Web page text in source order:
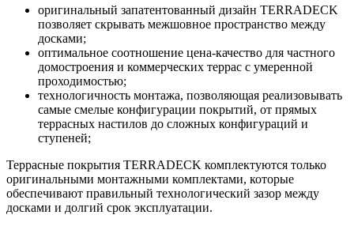
оригинальный запатентованный дизайн TERRADECK
позволяет скрывать межшовное пространство между
досками;
оптимальное соотношение цена-качество для частного
домостроения и коммерческих террас с умеренной
проходимостью;
технологичность монтажа, позволяющая реализовывать
самые смелые конфигурации покрытий, от прямых
террасных настилов до сложных конфигураций и
ступеней;
Террасные покрытия TERRADECK комплектуются только
оригинальными монтажными комплектами, которые
обеспечивают правильный технологический зазор между
досками и долгий срок эксплуатации.